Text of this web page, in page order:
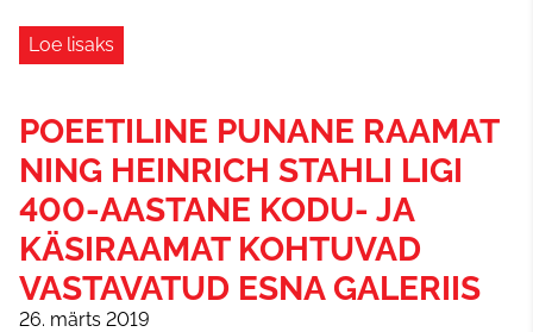
Loe lisaks
POEETILINE PUNANE RAAMAT
NING HEINRICH STAHLI LIGI
400-AASTANE KODU- JA
KÄSIRAAMAT KOHTUVAD
VASTAVATUD ESNA GALERIIS
26. märts 2019